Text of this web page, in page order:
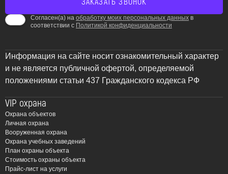
Согласен(а) на обработку моих персональных данных в
соответствии с Политикой конфиденциальности
Информация на сайте носит ознакомительный характер
и не является публичной офертой, определяемой
положениями статьи 437 Гражданского кодекса РФ
VIP охрана
Охрана объектов
Личная охрана
Вооруженная охрана
Охрана учебных заведений
План охраны объекта
Стоимость охраны объекта
Прайс-лист на услуги